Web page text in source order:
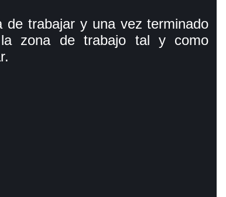
de trabajar y una vez terminado
zona de trabajo tal y como